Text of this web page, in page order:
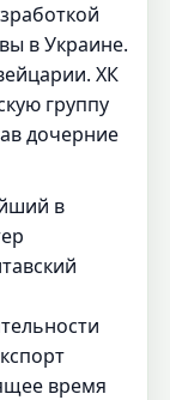
в Украине.
ХК
группу
дочерние
в
время